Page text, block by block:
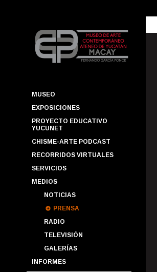
MUSEO
EXPOSICIONES
PROYECTO EDUCATIVO
YUCUNET
CHISME-ARTE PODCAST
RECORRIDOS VIRTUALES
SERVICIOS
MEDIOS
NOTICIAS
PRENSA
RADIO
TELEVISIÓN
GALERÍAS
INFORMES